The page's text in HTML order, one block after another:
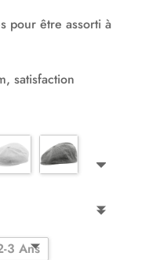
pour être assorti à
satisfaction
3 Ans